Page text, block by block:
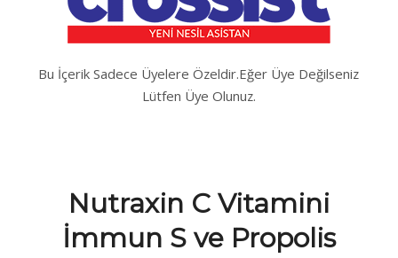
Bu İçerik Sadece Üyelere Özeldir.Eğer Üye Değilseniz
Lütfen Üye Olunuz.
Nutraxin C Vitamini
İmmun S ve Propolis